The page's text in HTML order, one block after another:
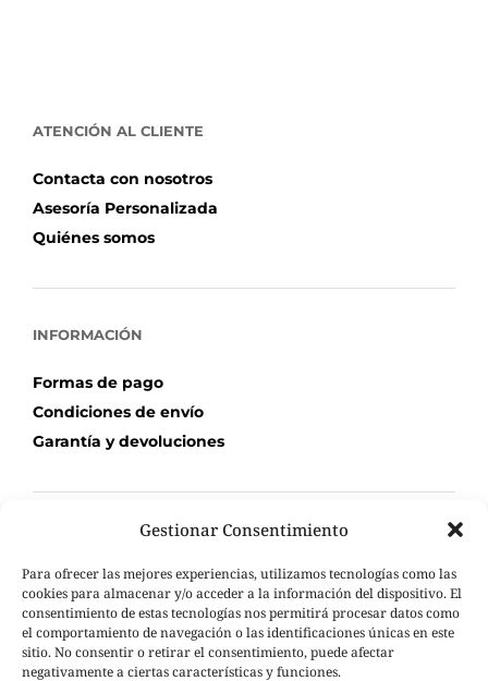
Gestionar Consentimiento
Para ofrecer las mejores experiencias, utilizamos tecnologías como las
cookies para almacenar y/o acceder a la información del dispositivo. El
consentimiento de estas tecnologías nos permitirá procesar datos como
el comportamiento de navegación o las identificaciones únicas en este
sitio. No consentir o retirar el consentimiento, puede afectar
negativamente a ciertas características y funciones.
ATENCIÓN AL CLIENTE
Contacta con nosotros
Asesoría Personalizada
Quiénes somos
INFORMACIÓN
Formas de pago
Condiciones de envío
Garantía y devoluciones
Mi Cuenta
Carrito de compra
Seguimiento de pedidos